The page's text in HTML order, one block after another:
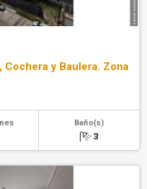
Cochera y Baulera. Zona
Baño(s)
3